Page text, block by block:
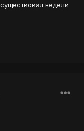
недели